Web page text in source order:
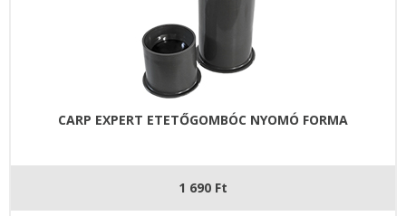
CARP EXPERT ETETŐGOMBÓC NYOMÓ FORMA
1 690 Ft